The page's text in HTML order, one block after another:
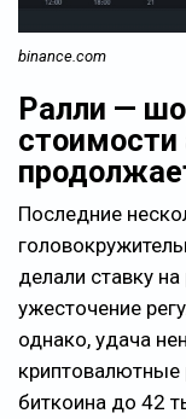
binance.com
Ралли —
стоимости
Последние
делали ставку
ужесточение
однако, удача
криптовалютные
биткоина до 42